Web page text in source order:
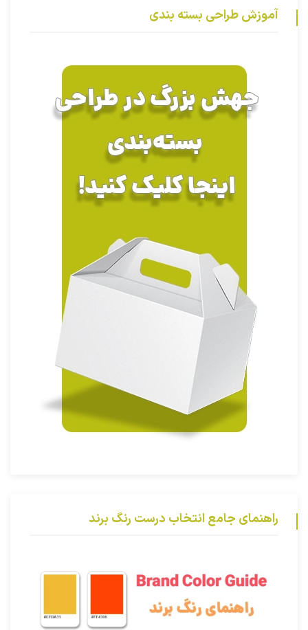
آموزش طراحی بسته بندی
راهنمای جامع انتخاب درست رنگ برند